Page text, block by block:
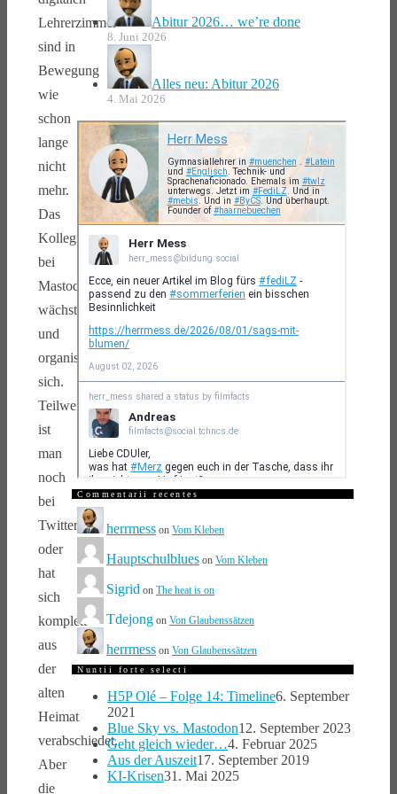
Lehrerzimmer
sind in
Bewegung
wie
schon
lange
nicht
mehr.
Das
Kollegium
bei
Mastodon
wächst
und
organisiert
sich.
Teilweise
ist
man
noch
bei
Twitter
oder
hat
sich
komplett
aus
der
alten
Heimat
verabschiedet.
Aber
die
Abitur 2026… we’re done
8. Juni 2026
Alles neu: Abitur 2026
4. Mai 2026
Commentarii recentes
herrmess on Vom Kleben
Hauptschulblues on Vom Kleben
Sigrid on The heat is on
Tdejong on Von Glaubenssätzen
herrmess on Von Glaubenssätzen
Nuntii forte selecti
H5P Olé – Folge 14: Timeline6. September
2021
Blue Sky vs. Mastodon12. September 2023
Geht gleich wieder…4. Februar 2025
Aus der Auszeit17. September 2019
KI-Krisen31. Mai 2025